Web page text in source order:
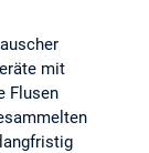
mit
Flusen